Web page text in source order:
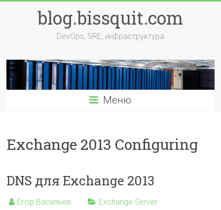
содержимомуblog.bissquit.com
DevOps, SRE, инфраструктура
Меню
Exchange 2013 Configuring
DNS для Exchange 2013
Егор Васильев Exchange Server